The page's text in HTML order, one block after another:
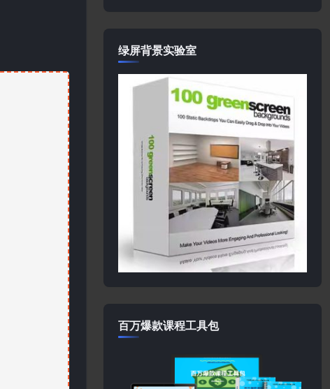
绿屏背景实验室
百万爆款课程工具包